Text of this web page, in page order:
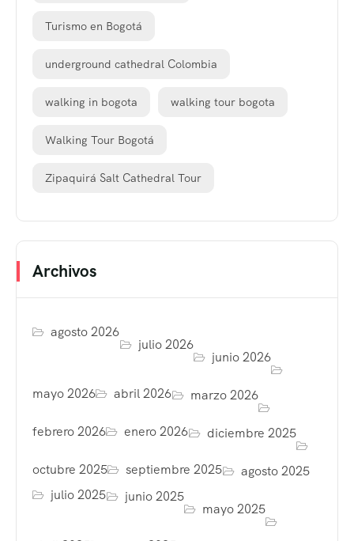
Turismo en Bogotá
underground cathedral Colombia
walking in bogota walking tour bogota
Walking Tour Bogotá
Zipaquirá Salt Cathedral Tour
Archivos
agosto 2026
julio 2026
junio 2026
mayo 2026 abril 2026 marzo 2026
febrero 2026 enero 2026 diciembre 2025
octubre 2025 septiembre 2025
agosto 2025
julio 2025
junio 2025
mayo 2025